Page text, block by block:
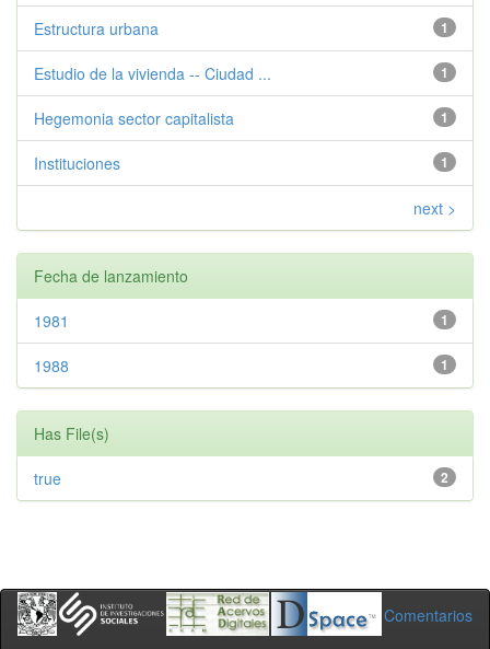
1
Estructura urbana
1
Estudio de la vivienda -- Ciudad ...
1
Hegemonia sector capitalista
1
Instituciones
next >
Fecha de lanzamiento
1
1981
1
1988
Has File(s)
2
true
Comentarios